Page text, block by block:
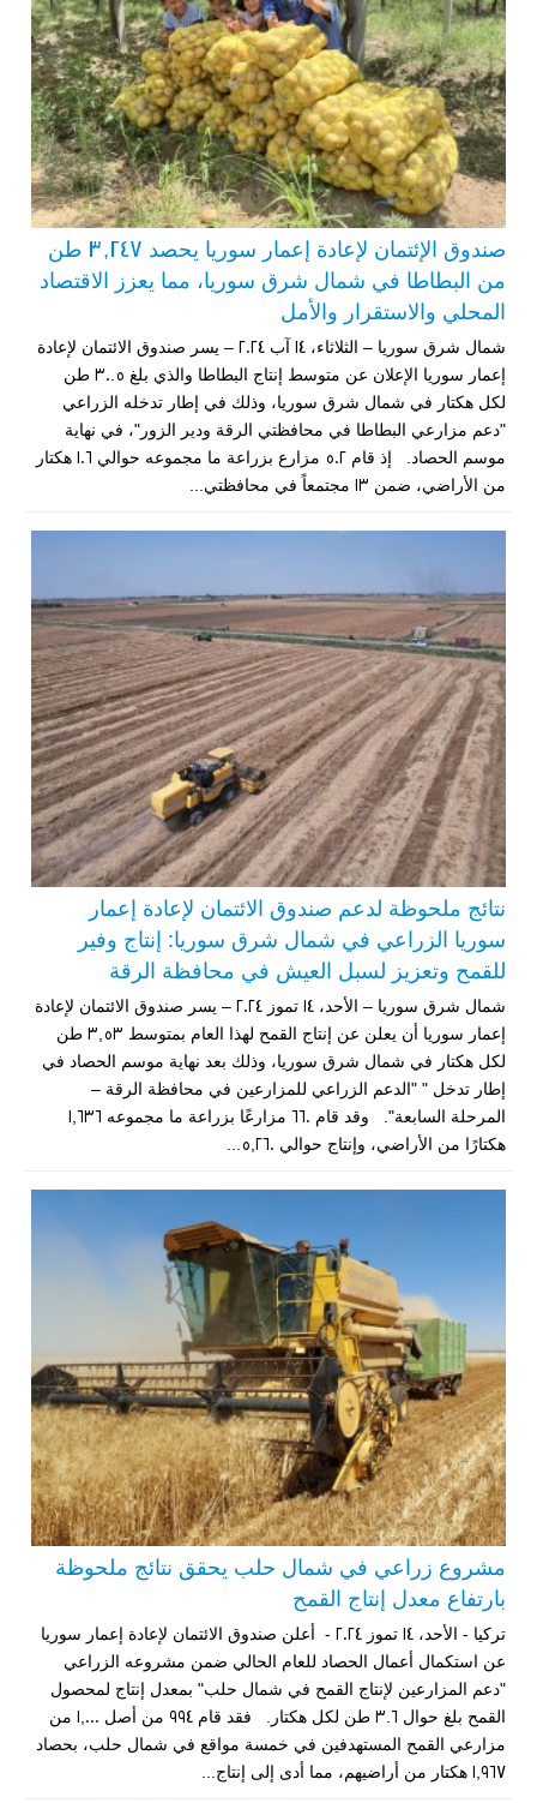
صندوق الإئتمان لإعادة إعمار سوريا يحصد 3,247 طن
من البطاطا في شمال شرق سوريا، مما يعزز الاقتصاد
المحلي والاستقرار والأمل
شمال شرق سوريا – الثلاثاء، 14 آب 2024 – يسر صندوق الائتمان لإعادة
إعمار سوريا الإعلان عن متوسط ​​إنتاج البطاطا والذي بلغ 30.5 طن
لكل هكتار في شمال شرق سوريا، وذلك في إطار تدخله الزراعي
"دعم مزارعي البطاطا في محافظتي الرقة ودير الزور"، في نهاية
موسم الحصاد. إذ قام 502 مزارع بزراعة ما مجموعه حوالي 106 هكتار
من الأراضي، ضمن 13 مجتمعاً في محافظتي...
نتائج ملحوظة لدعم صندوق الائتمان لإعادة إعمار
سوريا الزراعي في شمال شرق سوريا: إنتاج وفير
للقمح وتعزيز لسبل العيش في محافظة الرقة
شمال شرق سوريا – الأحد، 14 تموز 2024 – يسر صندوق الائتمان لإعادة
إعمار سوريا أن يعلن عن ​​إنتاج القمح لهذا العام بمتوسط 3,53 طن
لكل هكتار في شمال شرق سوريا، وذلك بعد نهاية موسم الحصاد في
إطار تدخل " "الدعم الزراعي للمزارعين في محافظة الرقة –
المرحلة السابعة". وقد قام 660 مزارعًا بزراعة ما مجموعه 1,636
هكتارًا من الأراضي، وإنتاج حوالي 5,260...
مشروع زراعي في شمال حلب يحقق نتائج ملحوظة
بارتفاع معدل إنتاج القمح
تركيا - الأحد، 14 تموز 2024 - أعلن صندوق الائتمان لإعادة إعمار سوريا
عن استكمال أعمال الحصاد للعام الحالي ضمن مشروعه الزراعي
"دعم المزارعين لإنتاج القمح في شمال حلب" بمعدل إنتاج ​لمحصول
القمح بلغ حوال 3.6 طن لكل هكتار. فقد قام 994 من أصل 1,000 من
مزارعي القمح المستهدفين في خمسة مواقع في شمال حلب، بحصاد
1,967 هكتار من أراضيهم، مما أدى إلى إنتاج...